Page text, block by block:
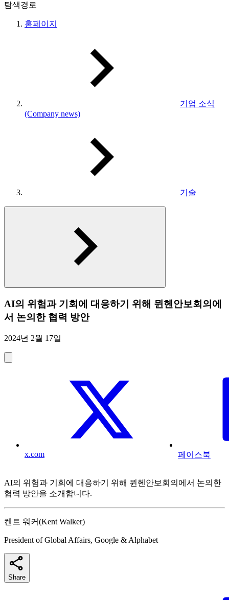
탐색경로
홈페이지
기업 소식
(Company news)
기술
AI의 위험과 기회에 대응하기 위해 뮌헨안보회의에
서 논의한 협력 방안
2024년 2월 17일
x.com 페이스북
AI의 위험과 기회에 대응하기 위해 뮌헨안보회의에서 논의한
협력 방안을 소개합니다.
켄트 워커(Kent Walker)
President of Global Affairs, Google & Alphabet
Share